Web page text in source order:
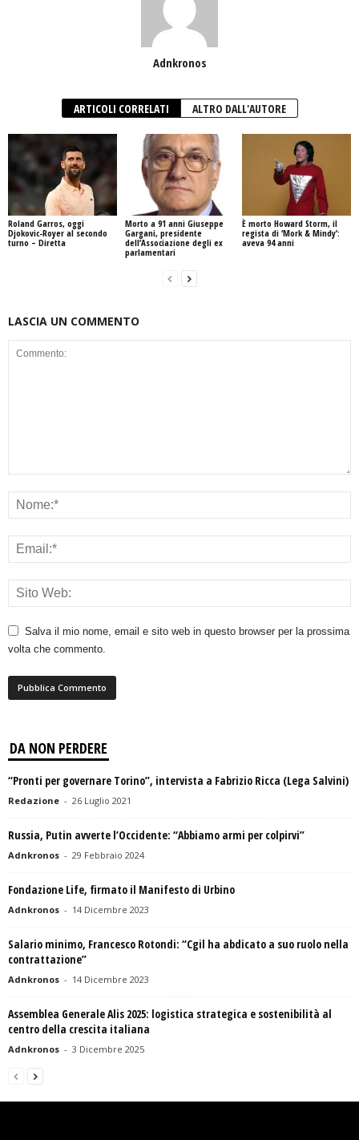
Adnkronos
ARTICOLI CORRELATI ALTRO DALL'AUTORE
Roland Garros, oggi
Djokovic-Royer al secondo
turno – Diretta
Morto a 91 anni Giuseppe
Gargani, presidente
dell’Associazione degli ex
parlamentari
È morto Howard Storm, il
regista di ‘Mork & Mindy’:
aveva 94 anni
LASCIA UN COMMENTO
Salva il mio nome, email e sito web in questo browser per la prossima
volta che commento.
DA NON PERDERE
“Pronti per governare Torino”, intervista a Fabrizio Ricca (Lega Salvini)
Redazione - 26 Luglio 2021
Russia, Putin avverte l’Occidente: “Abbiamo armi per colpirvi”
Adnkronos - 29 Febbraio 2024
Fondazione Life, firmato il Manifesto di Urbino
Adnkronos - 14 Dicembre 2023
Salario minimo, Francesco Rotondi: “Cgil ha abdicato a suo ruolo nella
contrattazione”
Adnkronos - 14 Dicembre 2023
Assemblea Generale Alis 2025: logistica strategica e sostenibilità al
centro della crescita italiana
Adnkronos - 3 Dicembre 2025